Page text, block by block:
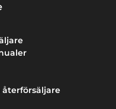
återförsäljare